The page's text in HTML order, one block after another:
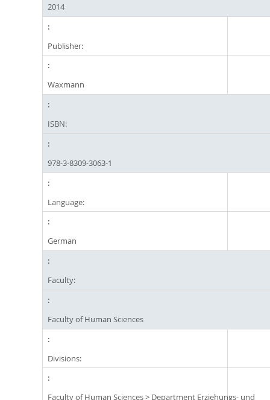
2014
Publisher:
Waxmann
ISBN:
978-3-8309-3063-1
Language:
German
Faculty:
Faculty of Human Sciences
Divisions:
Faculty of Human Sciences> Department Erziehungs- und